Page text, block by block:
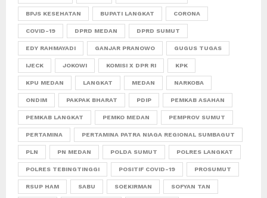
BPJS KESEHATAN BUPATI LANGKAT CORONA
COVID-19 DPRD MEDAN DPRD SUMUT
EDY RAHMAYADI GANJAR PRANOWO GUGUS TUGAS
IJECK JOKOWI KOMISI X DPR RI KPK
KPU MEDAN LANGKAT MEDAN NARKOBA
ONDIM PAKPAK BHARAT PDIP PEMKAB ASAHAN
PEMKAB LANGKAT PEMKO MEDAN PEMPROV SUMUT
PERTAMINA PERTAMINA PATRA NIAGA REGIONAL SUMBAGUT
PLN PN MEDAN POLDA SUMUT POLRES LANGKAT
POLRES TEBINGTINGGI POSITIF COVID-19 PROSUMUT
RSUP HAM SABU SOEKIRMAN SOFYAN TAN